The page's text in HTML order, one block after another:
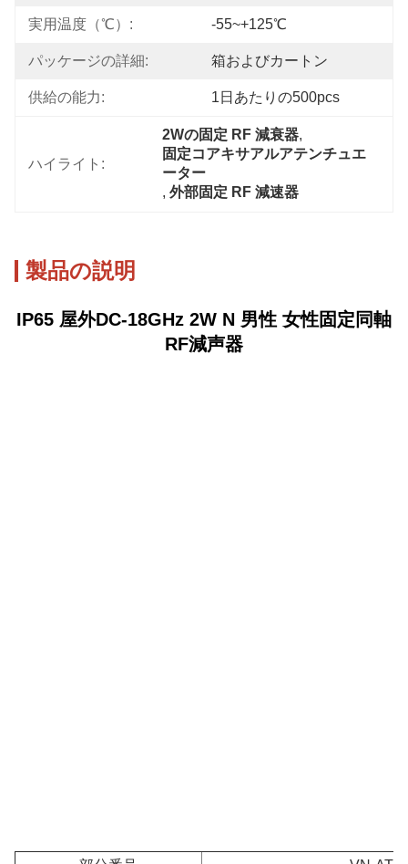
実用温度（℃）: -55~+125℃
パッケージの詳細: 箱およびカートン
供給の能力: 1日あたりの500pcs
ハイライト:
2Wの固定 RF 減衰器,
固定コアキサアルアテンチュエ
ーター
, 外部固定 RF 減速器
製品の説明
IP65 屋外DC-18GHz 2W N 男性 女性固定同軸
RF減声器